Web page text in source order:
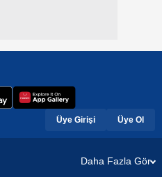
Üye Girişi Üye Ol
Daha Fazla Gör